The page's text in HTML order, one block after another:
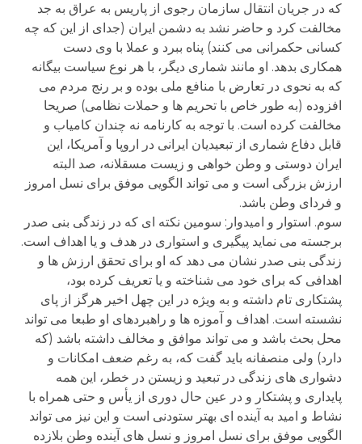
که در جریان انتقال سازمان رجوی از پاریس به عراق به جد
مخالفت کرد و حاضر نشد به دشمن ایران (جدای از این که چه
کسانی حکمرانی می کنند) پناه ببرد و عملا با وی دست
همکاری بدهد. او مانند شماری دیگر، با هر نوع سیاست بیگانه
که به نحوی در تعارض با منافع ملی بوده و بر رنج مردم می
افزوده (به طور خاص با تحریم ها و حملات نظامی) صریحا
مخالفت کرده است. با توجه به کارنامه نه چندان کامیاب و
قابل دفاع شماری از تبعیدیان ایرانی در اروپا و آمریکا، این
ایران دوستی و وطن خواهی و زیست مسقلانه، صد البته
ارزش بزرگی است و می تواند الگویی موفق برای نسل امروز
و فردای وطن باشد.
سوم. استوار و امیدوار: سومین نکته ای که در زندگی بنی صدر
برجسته می نماید پیگیری و استواری در هدف و یا اهداف است.
زندگی بنی صدر نشان می دهد که او برای تحقق ارزش ها و
اهدافی که برای خود می شناخته و یا تعریف کرده بود،
پشتکاری تام داشته و به ویژه در این چهل اخیر هرگز از پای
نشسته است. اهداف و آموزه ها و راهبردهای او طبعا می تواند
محل بحث باشد و می تواند موافق و مخالف داشته باشد (که
دارد) ولی منصفانه باید گفت که، به رغم ضعف امکانات و
دشواری های زندگی در تبعید و زیستن در خطر، این همه
پایداری و پشتکار و در عین حال دوری از یأس و حتی همراه با
نشاط و امید به آینده ای بهتر ستودنی است و این نیز می تواند
الگویی موفق برای نسل امروز و نسل های آینده وطن بلازده